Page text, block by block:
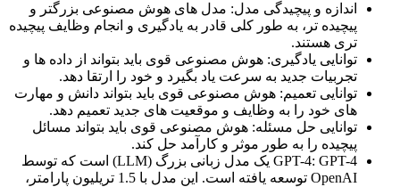
اندازه و پیچیدگی مدل: مدل های هوش مصنوعی بزرگتر و
پیچیده تر، به طور کلی قادر به یادگیری و انجام وظایف پیچیده
تری هستند.
توانایی یادگیری: هوش مصنوعی قوی باید بتواند از داده ها و
تجربیات جدید به سرعت یاد بگیرد و خود را ارتقا دهد.
توانایی تعمیم: هوش مصنوعی قوی باید بتواند دانش و مهارت
های خود را به وظایف و موقعیت های جدید تعمیم دهد.
توانایی حل مسئله: هوش مصنوعی قوی باید بتواند مسائل
پیچیده را به طور موثر و کارآمد حل کند.
GPT-4: GPT-4 یک مدل زبانی بزرگ (LLM) است که توسط
OpenAI توسعه یافته است. این مدل با 1.5 تریلیون پارامتر،